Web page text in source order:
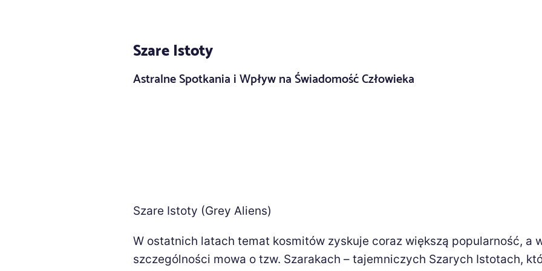
Szare Istoty
Astralne Spotkania i Wpływ na Świadomość Człowieka
Szare Istoty (Grey Aliens)
W ostatnich latach temat kosmitów zyskuje coraz większą popularność, a
szczególności mowa o tzw. Szarakach – tajemniczych Szarych Istotach,